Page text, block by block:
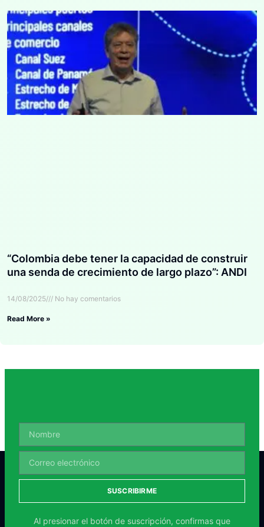
“Colombia debe tener la capacidad de construir
una senda de crecimiento de largo plazo”: ANDI
14/08/2025 No hay comentarios
Read More »
SUSCRIBIRME
Al presionar el botón de suscripción, confirmas que